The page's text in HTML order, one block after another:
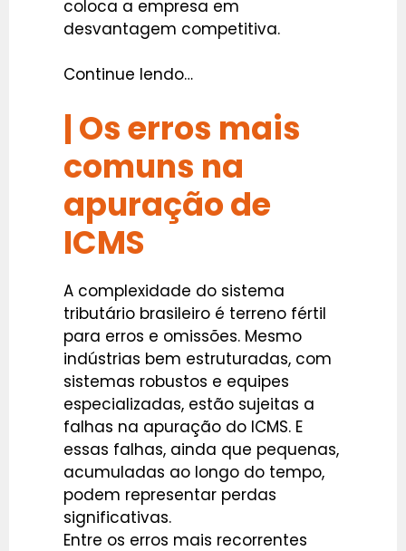
coloca a empresa em
desvantagem competitiva.
Continue lendo…
| Os erros mais
comuns na
apuração de
ICMS
A complexidade do sistema
tributário brasileiro é terreno fértil
para erros e omissões. Mesmo
indústrias bem estruturadas, com
sistemas robustos e equipes
especializadas, estão sujeitas a
falhas na apuração do ICMS. E
essas falhas, ainda que pequenas,
acumuladas ao longo do tempo,
podem representar perdas
significativas.
Entre os erros mais recorrentes